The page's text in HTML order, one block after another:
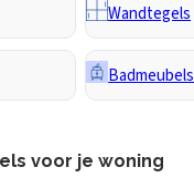
Wandtegels
Badmeubels
voor je woning